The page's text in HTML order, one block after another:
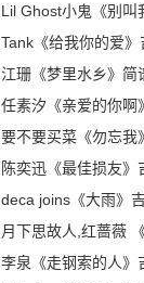
Lil Ghost小鬼《别叫
Tank《给我你的爱
江珊《梦里水乡》简
任素汐《亲爱的你啊
要不要买菜《勿忘我
陈奕迅《最佳损友
deca joins《大雨》
月下思故人,红蔷薇 《谁
李泉《走钢索的人》